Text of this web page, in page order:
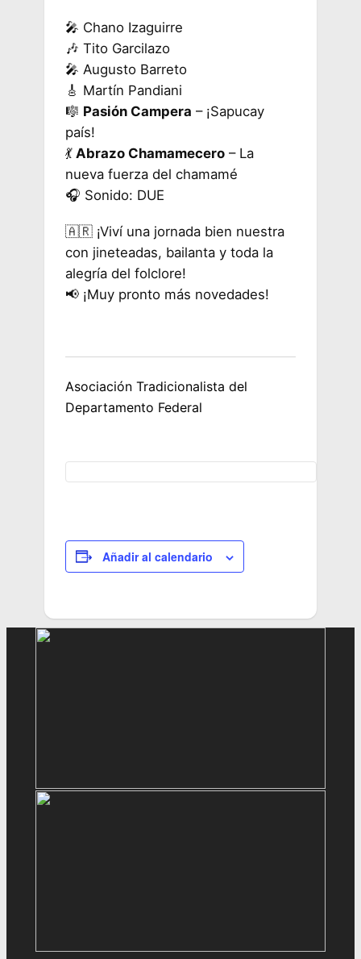
🎤 Chano Izaguirre
🎶 Tito Garcilazo
🎤 Augusto Barreto
🎸 Martín Pandiani
🎼 Pasión Campera – ¡Sapucay
país!
💃Abrazo Chamamecero – La
nueva fuerza del chamamé
🎧 Sonido: DUE
🇦🇷 ¡Viví una jornada bien nuestra
con jineteadas, bailanta y toda la
alegría del folclore!
📢 ¡Muy pronto más novedades!
Asociación Tradicionalista del
Departamento Federal
Añadir al calendario